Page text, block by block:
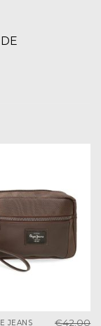
JEANS €42.00